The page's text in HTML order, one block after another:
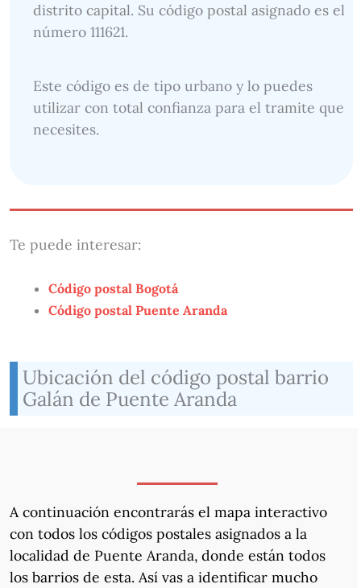
distrito capital. Su código postal asignado es el
número 111621.
Este código es de tipo urbano y lo puedes
utilizar con total confianza para el tramite que
necesites.
Te puede interesar:
Código postal Bogotá
Código postal Puente Aranda
Ubicación del código postal barrio
Galán de Puente Aranda
A continuación encontrarás el mapa interactivo
con todos los códigos postales asignados a la
localidad de Puente Aranda, donde están todos
los barrios de esta. Así vas a identificar mucho